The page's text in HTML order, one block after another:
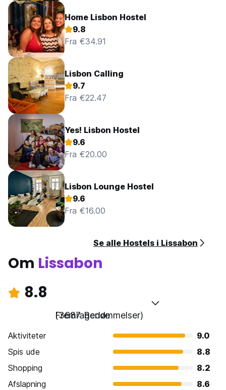
Home Lisbon Hostel
9.8
Fra €34.91
Lisbon Calling
9.7
Fra €22.47
Yes! Lisbon Hostel
9.6
Fra €20.00
Lisbon Lounge Hostel
9.6
Fra €16.00
Se alle Hostels i Lissabon
Om Lissabon
8.8
Fremragende
(3687 Bedømmelser)
Aktiviteter
9.0
Spis ude
8.8
Shopping
8.2
Afslapning
8.6